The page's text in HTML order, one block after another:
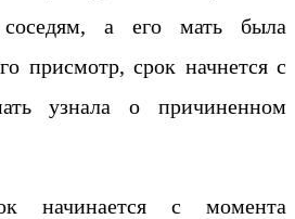
а его мать была
присмотр, срок начнется с
узнала о причиненном
начинается с момента